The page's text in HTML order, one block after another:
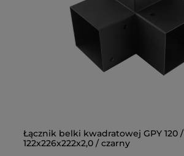
Łącznik belki kwadratowej GPY 120 /
122x226x222x2,0 / czarny